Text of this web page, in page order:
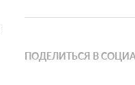
ПОДЕЛИТЬСЯ В